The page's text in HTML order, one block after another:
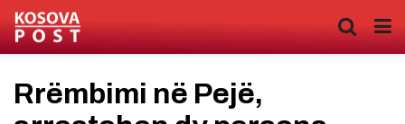
Rrëmbimi në Pejë,